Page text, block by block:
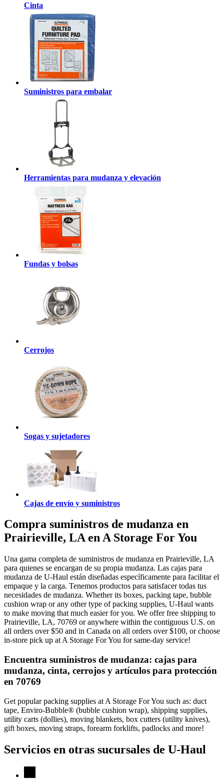
Cinta
Suministros para embalar
Herramientas para mudanza y elevación
Fundas y bolsas
Cerrojos
Sogas y sujetadores
Cajas de envío y suministros
Compra suministros de mudanza en
Prairieville, LA en A Storage For You
Una gama completa de suministros de mudanza en Prairieville, LA
para quienes se encargan de su propia mudanza. Las cajas para
mudanza de U-Haul están diseñadas específicamente para facilitar el
empaque y la carga. Tenemos productos para satisfacer todas tus
necesidades de mudanza. Whether its boxes, packing tape, bubble
cushion wrap or any other type of packing supplies, U-Haul wants
to make moving that much easier for you. We offer free shipping to
Prairieville, LA, 70769 or anywhere within the contiguous U.S. on
all orders over $50 and in Canada on all orders over $100, or choose
in-store pick up at A Storage For You for same-day service!
Encuentra suministros de mudanza: cajas para
mudanza, cinta, cerrojos y artículos para protección
en 70769
Get popular packing supplies at A Storage For You such as: duct
tape, Enviro-Bubble® (bubble cushion wrap), shipping supplies,
utility carts (dollies), moving blankets, box cutters (utility knives),
gift boxes, moving straps, forearm forklifts, padlocks and more!
Servicios en otras sucursales de U-Haul